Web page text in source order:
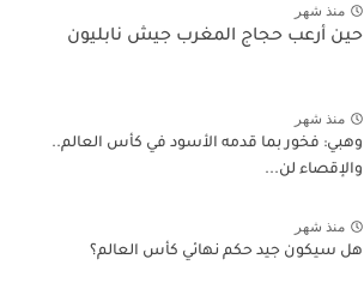
منذ شهر
حين أرعب حجاج المغرب جيش نابليون
منذ شهر
وهبي: فخور بما قدمه الأسود في كأس العالم..
والإقصاء لن...
منذ شهر
هل سيكون جيد حكم نهائي كأس العالم؟